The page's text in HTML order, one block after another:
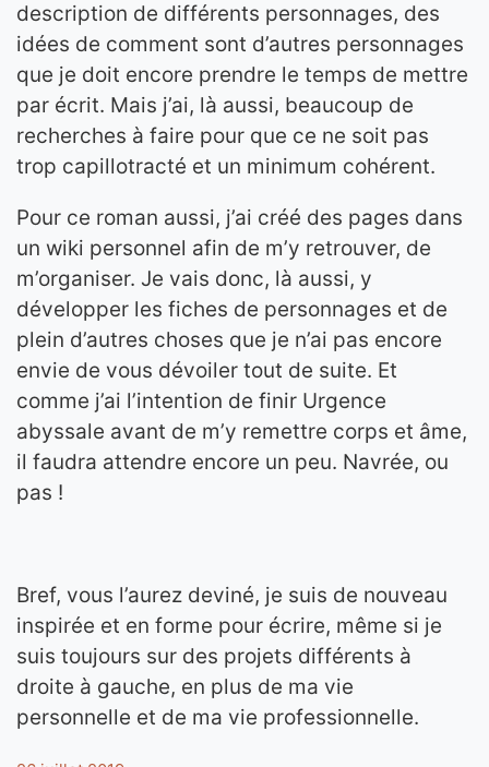
description de différents personnages, des
idées de comment sont d’autres personnages
que je doit encore prendre le temps de mettre
par écrit. Mais j’ai, là aussi, beaucoup de
recherches à faire pour que ce ne soit pas
trop capillotracté et un minimum cohérent.
Pour ce roman aussi, j’ai créé des pages dans
un wiki personnel afin de m’y retrouver, de
m’organiser. Je vais donc, là aussi, y
développer les fiches de personnages et de
plein d’autres choses que je n’ai pas encore
envie de vous dévoiler tout de suite. Et
comme j’ai l’intention de finir Urgence
abyssale avant de m’y remettre corps et âme,
il faudra attendre encore un peu. Navrée, ou
pas !
Bref, vous l’aurez deviné, je suis de nouveau
inspirée et en forme pour écrire, même si je
suis toujours sur des projets différents à
droite à gauche, en plus de ma vie
personnelle et de ma vie professionnelle.